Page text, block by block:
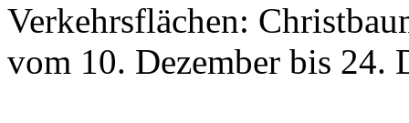
Verkehrsflächen:
vom 10. Dezember bis 24.